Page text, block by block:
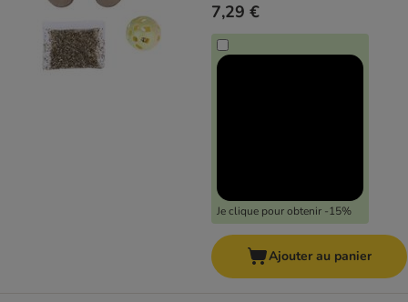
7,29 €
Je clique pour obtenir -15%
Ajouter au panier